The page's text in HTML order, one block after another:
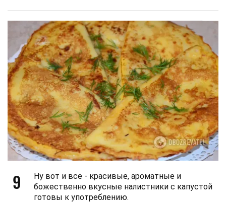
9
Ну вот и все - красивые, ароматные и
божественно вкусные налистники с капустой
готовы к употреблению.